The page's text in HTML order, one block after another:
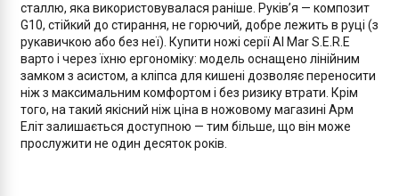
сталлю, яка використовувалася раніше. Руків’я — композит
G10, стійкий до стирання, не горючий, добре лежить в руці (з
рукавичкою або без неї). Купити ножі серії Al Mar S.E.R.E
варто і через їхню ергономіку: модель оснащено лінійним
замком з асистом, а кліпса для кишені дозволяє переносити
ніж з максимальним комфортом і без ризику втрати. Крім
того, на такий якісний ніж ціна в ножовому магазині Арм
Еліт залишається доступною — тим більше, що він може
прослужити не один десяток років.